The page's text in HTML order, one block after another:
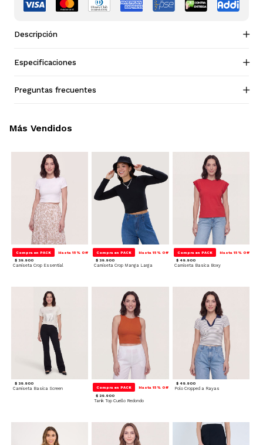
Descripción
Especificaciones
Preguntas frecuentes
Compra en PACK Hasta 15% Off
$ 39.900
Camiseta Crop Essential
Compra en PACK Hasta 15% Off
$ 39.900
Camiseta Crop Manga Larga
Compra en PACK Hasta 15% Off
$ 49.900
Camiseta Basica Boxy
$ 39.900
Camiseta Basica Screen Compra en PACK Hasta 15% Off
$ 29.900
Tank Top Cuello Redondo
$ 49.900
Polo Cropped a Rayas
Más Vendidos